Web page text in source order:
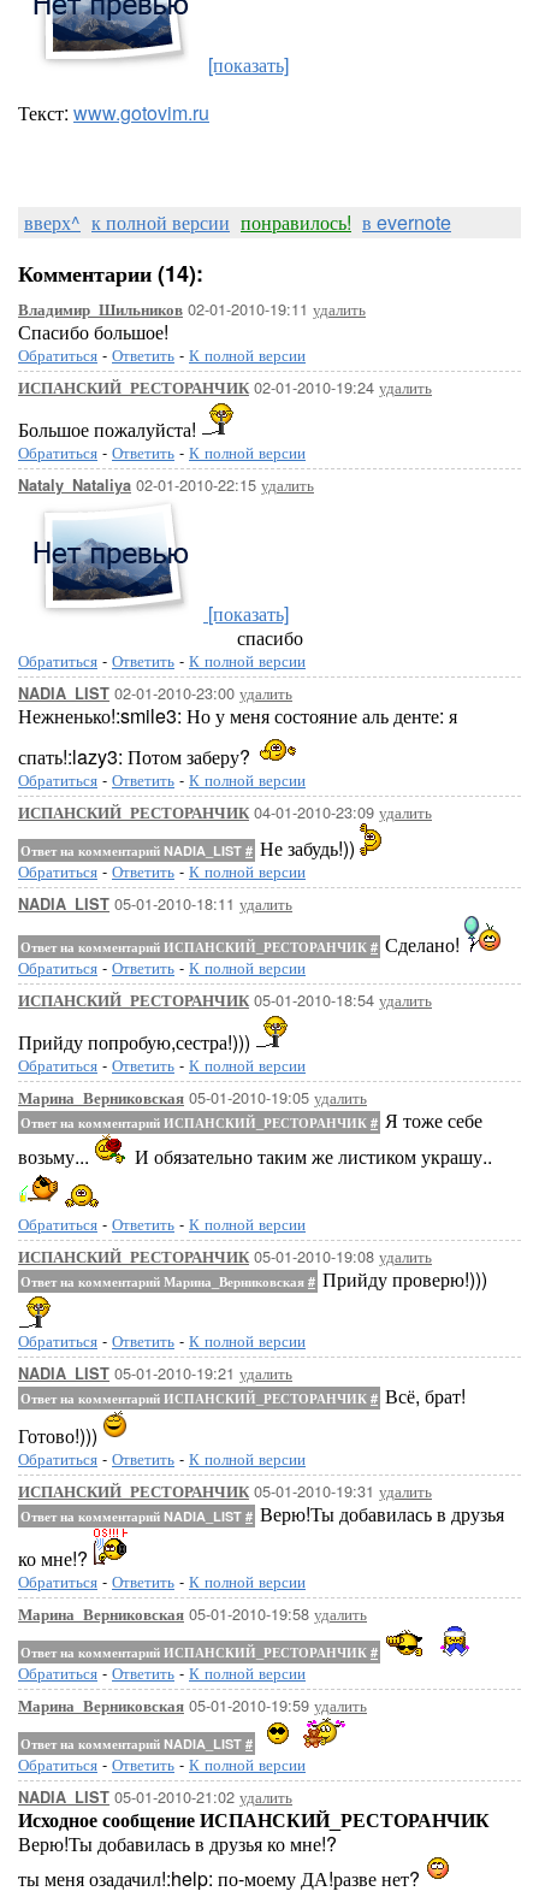
[показать]
Текст: www.gotovim.ru
вверх^ к полной версии понравилось! в evernote
Комментарии (14):
Владимир_Шильников 02-01-2010-19:11 удалить
Спасибо большое!
Обратиться - Ответить - К полной версии
ИСПАНСКИЙ_РЕСТОРАНЧИК02-01-2010-19:24 удалить
Большое пожалуйста!
Обратиться - Ответить - К полной версии
Nataly_Nataliya 02-01-2010-22:15 удалить
[показать]
спасибо
Обратиться - Ответить - К полной версии
NADIA_LIST 02-01-2010-23:00 удалить
Нежненько!:smile3: Но у меня состояние аль денте: я
спать!:lazy3: Потом заберу?
Обратиться - Ответить - К полной версии
ИСПАНСКИЙ_РЕСТОРАНЧИК04-01-2010-23:09 удалить
Ответ на комментарий NADIA_LIST # Не забудь!))
Обратиться - Ответить - К полной версии
NADIA_LIST 05-01-2010-18:11 удалить
Ответ на комментарий ИСПАНСКИЙ_РЕСТОРАНЧИК # Сделано!
Обратиться - Ответить - К полной версии
ИСПАНСКИЙ_РЕСТОРАНЧИК05-01-2010-18:54 удалить
Прийду попробую,сестра!)))
Обратиться - Ответить - К полной версии
Марина_Верниковская 05-01-2010-19:05 удалить
Ответ на комментарий ИСПАНСКИЙ_РЕСТОРАНЧИК # Я тоже себе
возьму...
И обязательно таким же листиком украшу..
Обратиться - Ответить - К полной версии
ИСПАНСКИЙ_РЕСТОРАНЧИК05-01-2010-19:08 удалить
Ответ на комментарий Марина_Верниковская # Прийду проверю!)))
Обратиться - Ответить - К полной версии
NADIA_LIST 05-01-2010-19:21 удалить
Ответ на комментарий ИСПАНСКИЙ_РЕСТОРАНЧИК # Всё, брат!
Готово!)))
Обратиться - Ответить - К полной версии
ИСПАНСКИЙ_РЕСТОРАНЧИК05-01-2010-19:31 удалить
Ответ на комментарий NADIA_LIST # Верю!Ты добавилась в друзья
ко мне!?
Обратиться - Ответить - К полной версии
Марина_Верниковская 05-01-2010-19:58 удалить
Ответ на комментарий ИСПАНСКИЙ_РЕСТОРАНЧИК #
Обратиться - Ответить - К полной версии
Марина_Верниковская 05-01-2010-19:59 удалить
Ответ на комментарий NADIA_LIST #
Обратиться - Ответить - К полной версии
NADIA_LIST 05-01-2010-21:02 удалить
Исходное сообщение ИСПАНСКИЙ_РЕСТОРАНЧИК
Верю!Ты добавилась в друзья ко мне!?
ты меня озадачил!:help: по-моему ДА!разве нет?